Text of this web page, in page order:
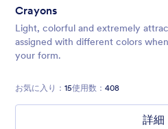
Crayons
Light, colorful and extremely
assigned with different colors
your form.
お気に入り： 15使用数： 408
詳細